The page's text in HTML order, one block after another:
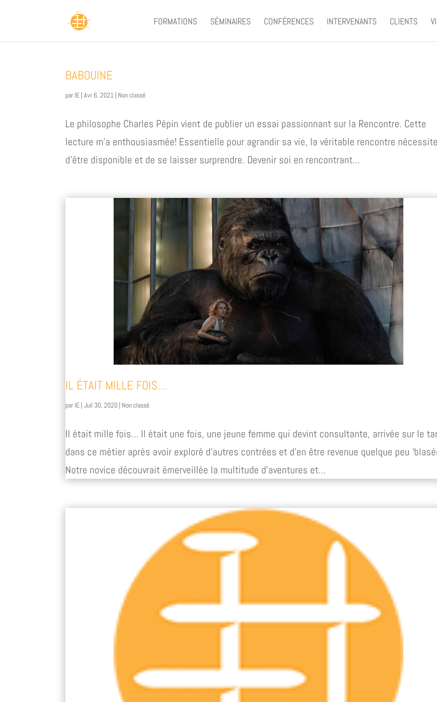
FORMATIONS SÉMINAIRES CONFÉRENCES INTERVENANTS CLIENTS
BABOUINE
par IE |Avr 6, 2021 | Non classé
Le philosophe Charles Pépin vient de publier un essai passionnant sur la Rencontre. Cette
lecture m’a enthousiasmée! Essentielle pour agrandir sa vie, la véritable rencontre
d’être disponible et de se laisser surprendre. Devenir soi en rencontrant...
IL ÉTAIT MILLE FOIS…
par IE |Juil 30, 2020 | Non classé
Il était mille fois… Il était une fois, une jeune femme qui devint consultante, arrivée sur le
dans ce métier après avoir exploré d’autres contrées et d’en être revenue quelque peu
Notre novice découvrait émerveillée la multitude d’aventures et...